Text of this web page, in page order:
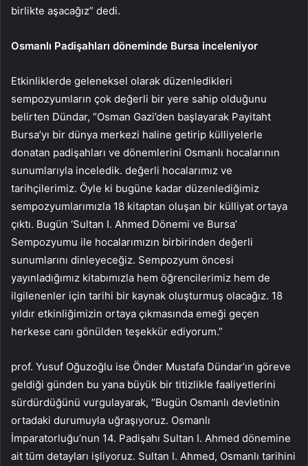
birlikte aşacağız” dedi.
Osmanlı Padişahları döneminde Bursa inceleniyor
Etkinliklerde geleneksel olarak düzenledikleri
sempozyumların çok değerli bir yere sahip olduğunu
belirten Dündar, “Osman Gazi’den başlayarak Payitaht
Bursa’yı bir dünya merkezi haline getirip külliyelerle
donatan padişahları ve dönemlerini Osmanlı hocalarının
sunumlarıyla inceledik. değerli hocalarımız ve
tarihçilerimiz. Öyle ki bugüne kadar düzenlediğimiz
sempozyumlarımızla 18 kitaptan oluşan bir külliyat ortaya
çıktı. Bugün ‘Sultan I. Ahmed Dönemi ve Bursa’
Sempozyumu ile hocalarımızın birbirinden değerli
sunumlarını dinleyeceğiz. Sempozyum öncesi
yayınladığımız kitabımızla hem öğrencilerimiz hem de
ilgilenenler için tarihi bir kaynak oluşturmuş olacağız. 18
yıldır etkinliğimizin ortaya çıkmasında emeği geçen
herkese canı gönülden teşekkür ediyorum.”
prof. Yusuf Oğuzoğlu ise Önder Mustafa Dündar’ın göreve
geldiği günden bu yana büyük bir titizlikle faaliyetlerini
sürdürdüğünü vurgulayarak, “Bugün Osmanlı devletinin
ortadaki durumuyla uğraşıyoruz. Osmanlı
İmparatorluğu’nun 14. Padişahı Sultan I. Ahmed dönemine
ait tüm detayları işliyoruz. Sultan I. Ahmed, Osmanlı tarihini